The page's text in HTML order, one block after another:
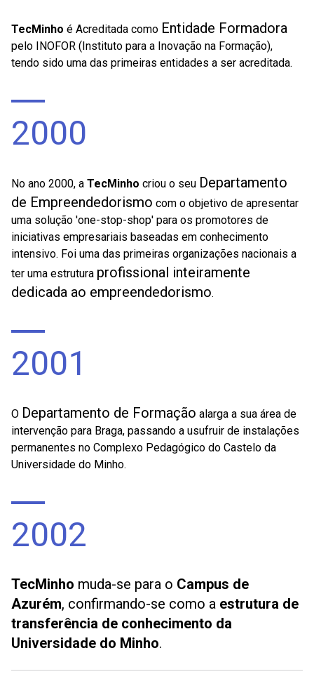
TecMinho é Acreditada como Entidade Formadora
pelo INOFOR (Instituto para a Inovação na Formação),
tendo sido uma das primeiras entidades a ser acreditada.
2000
No ano 2000, a TecMinho criou o seu Departamento
de Empreendedorismo com o objetivo de apresentar
uma solução 'one-stop-shop' para os promotores de
iniciativas empresariais baseadas em conhecimento
intensivo. Foi uma das primeiras organizações nacionais a
ter uma estrutura profissional inteiramente
dedicada ao empreendedorismo.
2001
O Departamento de Formação alarga a sua área de
intervenção para Braga, passando a usufruir de instalações
permanentes no Complexo Pedagógico do Castelo da
Universidade do Minho.
2002
TecMinho muda-se para o Campus de
Azurém, confirmando-se como a estrutura de
transferência de conhecimento da
Universidade do Minho.